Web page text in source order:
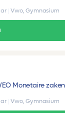
Vwo, Gymnasium
Monetaire
Vwo, Gymnasium